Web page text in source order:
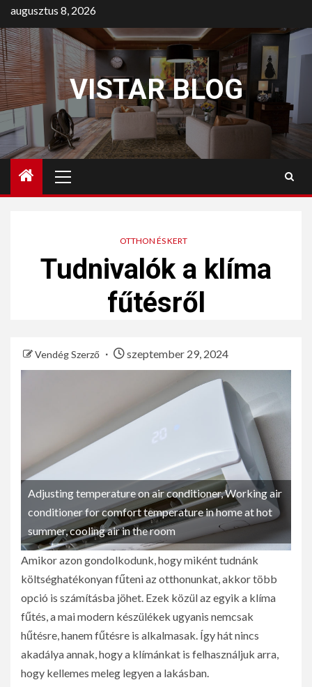
augusztus 8, 2026
VISTAR BLOG
OTTHON ÉS KERT
Tudnivalók a klíma
fűtésről
Vendég Szerző szeptember 29, 2024
Adjusting temperature on air conditioner, Working air
conditioner for comfort temperature in home at hot
summer, cooling air in the room
Amikor azon gondolkodunk, hogy miként tudnánk
költséghatékonyan fűteni az otthonunkat, akkor több
opció is számításba jöhet. Ezek közül az egyik a klíma
fűtés, a mai modern készülékek ugyanis nemcsak
hűtésre, hanem fűtésre is alkalmasak. Így hát nincs
akadálya annak, hogy a klímánkat is felhasználjuk arra,
hogy kellemes meleg legyen a lakásban.